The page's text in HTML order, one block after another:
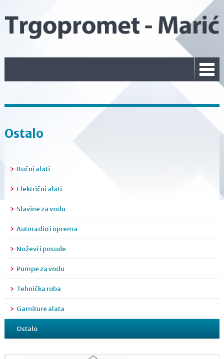
Ostalo
Ručni alati
Električni alati
Slavine za vodu
Autoradio i oprema
Noževi i posuđe
Pumpe za vodu
Tehnička roba
Garniture alata
Ostalo